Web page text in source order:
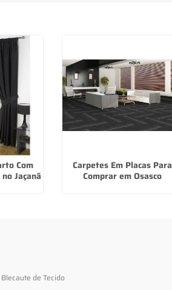
Com
Jaçanã
Carpetes Em Placas Para
Comprar em Osasco
de Tecido